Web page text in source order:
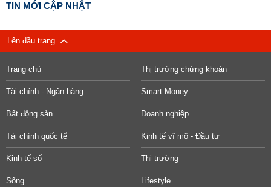
TIN MỚI CẬP NHẬT
Lên đầu trang
Trang chủ Thị trường chứng khoán
Tài chính - Ngân hàng Smart Money
Bất động sản Doanh nghiệp
Tài chính quốc tế Kinh tế vĩ mô - Đầu tư
Kinh tế số Thị trường
Sống Lifestyle